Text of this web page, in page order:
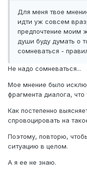
Для меня твое
идти уж совсем
предпочтение моим
души буду думать о
сомневаться -
Не надо сомневаться...
Мое мнение было
фрагмента диалога,
Как постепенно
спровоцировать на
Поэтому, повторю,
ситуацию в целом.
А я ее не знаю.